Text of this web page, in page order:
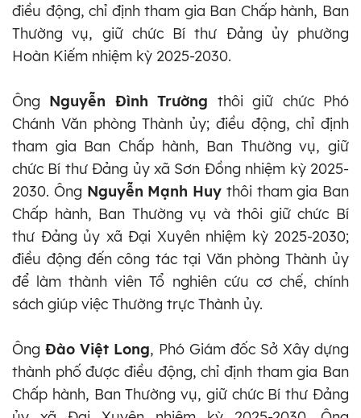
điều động, chỉ định tham gia Ban Chấp hành, Ban
Thường vụ, giữ chức Bí thư Đảng ủy phường
Hoàn Kiếm nhiệm kỳ 2025-2030.
Ông Nguyễn Đình Trường thôi giữ chức Phó
Chánh Văn phòng Thành ủy; điều động, chỉ định
tham gia Ban Chấp hành, Ban Thường vụ, giữ
chức Bí thư Đảng ủy xã Sơn Đồng nhiệm kỳ 2025-
2030. Ông Nguyễn Mạnh Huy thôi tham gia Ban
Chấp hành, Ban Thường vụ và thôi giữ chức Bí
thư Đảng ủy xã Đại Xuyên nhiệm kỳ 2025-2030;
điều động đến công tác tại Văn phòng Thành ủy
để làm thành viên Tổ nghiên cứu cơ chế, chính
sách giúp việc Thường trực Thành ủy.
Ông Đào Việt Long, Phó Giám đốc Sở Xây dựng
thành phố được điều động, chỉ định tham gia Ban
Chấp hành, Ban Thường vụ, giữ chức Bí thư Đảng